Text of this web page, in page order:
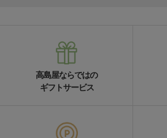
高島屋ならではの
ギフトサービス